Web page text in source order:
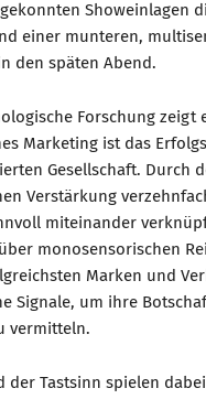
Showeinlagen
einer munteren,
den späten Abend.
Forschung zeigt
Marketing ist das
Gesellschaft. Durch
Verstärkung
miteinander
monosensorischen
Marken und
Signale, um ihre
vermitteln.
der Tastsinn spielen